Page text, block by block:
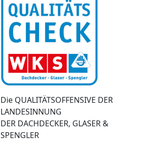
Die QUALITÄTSOFFENSIVE DER
LANDESINNUNG
DER DACHDECKER, GLASER &
SPENGLER